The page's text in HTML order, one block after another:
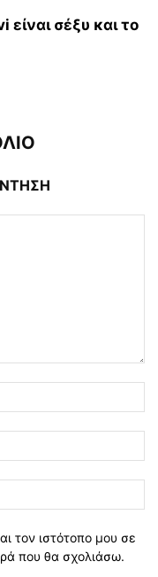
είναι σέξυ και το
τον ιστότοπο μου σε
που θα σχολιάσω.